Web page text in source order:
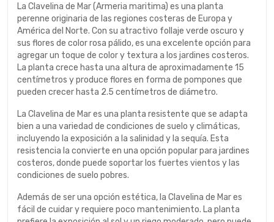
La Clavelina de Mar (Armeria maritima) es una planta
perenne originaria de las regiones costeras de Europa y
América del Norte. Con su atractivo follaje verde oscuro y
sus flores de color rosa pálido, es una excelente opción para
agregar un toque de color y textura a los jardines costeros.
La planta crece hasta una altura de aproximadamente 15
centímetros y produce flores en forma de pompones que
pueden crecer hasta 2.5 centímetros de diámetro.
La Clavelina de Mar es una planta resistente que se adapta
bien a una variedad de condiciones de suelo y climáticas,
incluyendo la exposición a la salinidad y la sequía. Esta
resistencia la convierte en una opción popular para jardines
costeros, donde puede soportar los fuertes vientos y las
condiciones de suelo pobres.
Además de ser una opción estética, la Clavelina de Mar es
fácil de cuidar y requiere poco mantenimiento. La planta